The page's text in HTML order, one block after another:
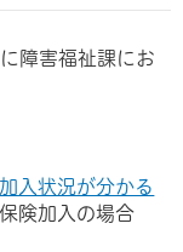
障害福祉課にお
入状況が分かる
険加入の場合